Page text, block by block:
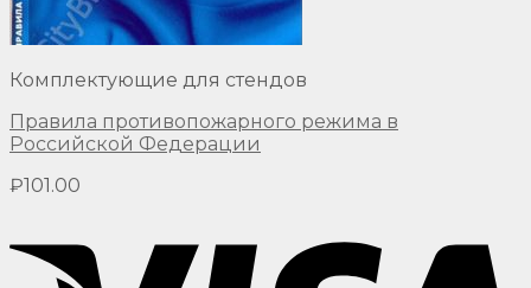
Комплектующие для стендов
Правила противопожарного режима в
Российской Федерации
₽101.00